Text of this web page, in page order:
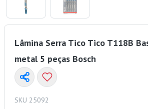
Lâmina Serra Tico Tico T118B
metal 5 peças Bosch
SKU 25092